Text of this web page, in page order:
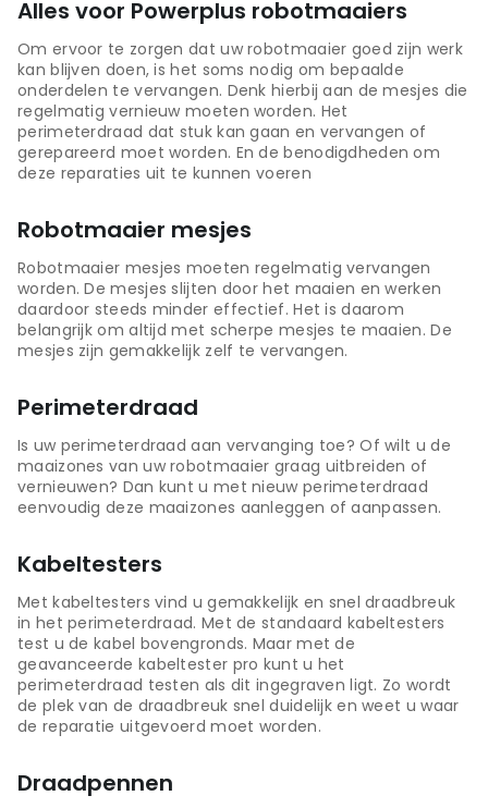
Alles voor Powerplus robotmaaiers
Om ervoor te zorgen dat uw robotmaaier goed zijn werk
kan blijven doen, is het soms nodig om bepaalde
onderdelen te vervangen. Denk hierbij aan de mesjes die
regelmatig vernieuw moeten worden. Het
perimeterdraad dat stuk kan gaan en vervangen of
gerepareerd moet worden. En de benodigdheden om
deze reparaties uit te kunnen voeren
Robotmaaier mesjes
Robotmaaier mesjes moeten regelmatig vervangen
worden. De mesjes slijten door het maaien en werken
daardoor steeds minder effectief. Het is daarom
belangrijk om altijd met scherpe mesjes te maaien. De
mesjes zijn gemakkelijk zelf te vervangen.
Perimeterdraad
Is uw perimeterdraad aan vervanging toe? Of wilt u de
maaizones van uw robotmaaier graag uitbreiden of
vernieuwen? Dan kunt u met nieuw perimeterdraad
eenvoudig deze maaizones aanleggen of aanpassen.
Kabeltesters
Met kabeltesters vind u gemakkelijk en snel draadbreuk
in het perimeterdraad. Met de standaard kabeltesters
test u de kabel bovengronds. Maar met de
geavanceerde kabeltester pro kunt u het
perimeterdraad testen als dit ingegraven ligt. Zo wordt
de plek van de draadbreuk snel duidelijk en weet u waar
de reparatie uitgevoerd moet worden.
Draadpennen